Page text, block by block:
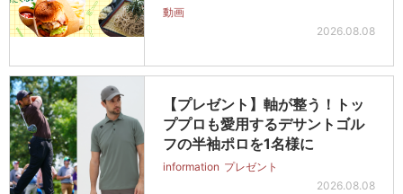
動画
2026.08.08
【プレゼント】軸が整う！トッ
ププロも愛用するデサントゴル
フの半袖ポロを1名様に
information プレゼント
2026.08.08